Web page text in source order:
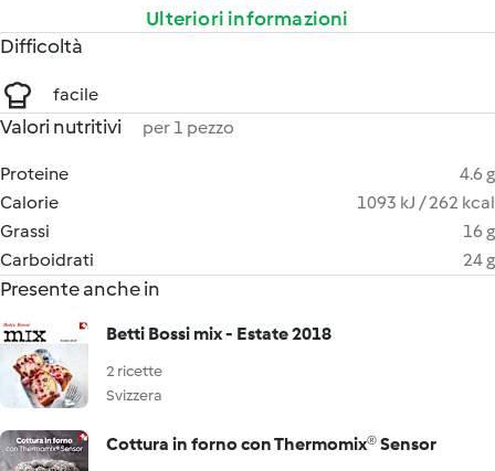
Ulteriori informazioni
Difficoltà
facile
Valori nutritivi per 1 pezzo
Proteine
4.6 g
Calorie
1093 kJ / 262 kcal
Grassi
16 g
Carboidrati
24 g
Presente anche in
Betti Bossi mix - Estate 2018
2 ricette
Svizzera
Cottura in forno con Thermomix® Sensor